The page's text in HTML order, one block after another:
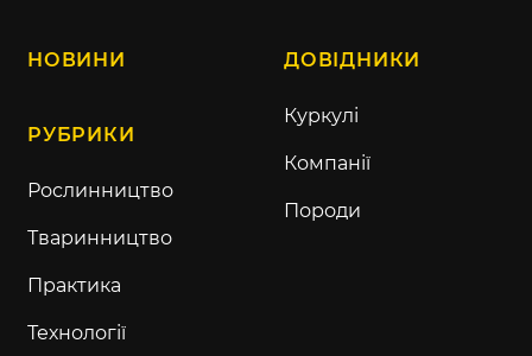
НОВИНИ
РУБРИКИ
Рослинництво
Тваринництво
Практика
Технології
ДОВІДНИКИ
Куркулі
Компанії
Породи